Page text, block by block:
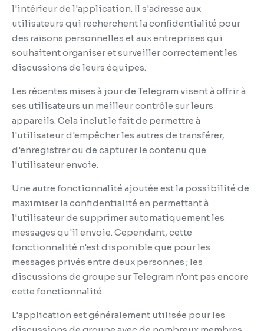
l'intérieur de l'application. Il s'adresse aux
utilisateurs qui recherchent la confidentialité pour
des raisons personnelles et aux entreprises qui
souhaitent organiser et surveiller correctement les
discussions de leurs équipes.
Les récentes mises à jour de Telegram visent à offrir à
ses utilisateurs un meilleur contrôle sur leurs
appareils. Cela inclut le fait de permettre à
l'utilisateur d'empêcher les autres de transférer,
d'enregistrer ou de capturer le contenu que
l'utilisateur envoie.
Une autre fonctionnalité ajoutée est la possibilité de
maximiser la confidentialité en permettant à
l'utilisateur de supprimer automatiquement les
messages qu'il envoie. Cependant, cette
fonctionnalité n'est disponible que pour les
messages privés entre deux personnes ; les
discussions de groupe sur Telegram n'ont pas encore
cette fonctionnalité.
L'application est généralement utilisée pour les